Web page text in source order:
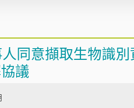
同意擷取生物識
議